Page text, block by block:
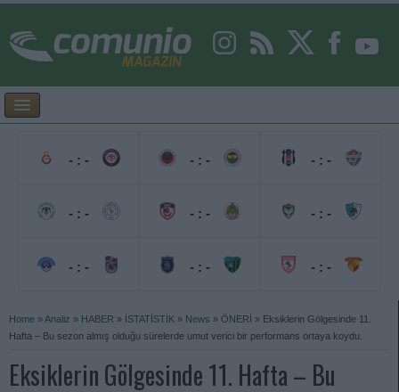
- : -
- : -
- : -
- : -
- : -
- : -
- : -
- : -
- : -
Home »Analiz » HABER » İSTATİSTİK » News » ÖNERİ » Eksiklerin Gölgesinde 11.
Hafta – Bu sezon almış olduğu sürelerde umut verici bir performans ortaya koydu.
Eksiklerin Gölgesinde 11. Hafta – Bu